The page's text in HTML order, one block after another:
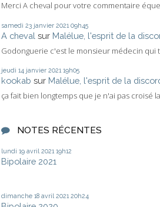
Merci A cheval pour votre commentaire
samedi 23 janvier 2021 09h45
A cheval sur Malélue, l'esprit de la
Godonguerie c'est le monsieur médecin qui
jeudi 14 janvier 2021 19h05
kookab sur Malélue, l'esprit de la
ça fait bien longtemps que je n'ai pas croisé
NOTES RÉCENTES
lundi 19 avril 2021 19h12
Bipolaire 2021
dimanche 18 avril 2021 20h24